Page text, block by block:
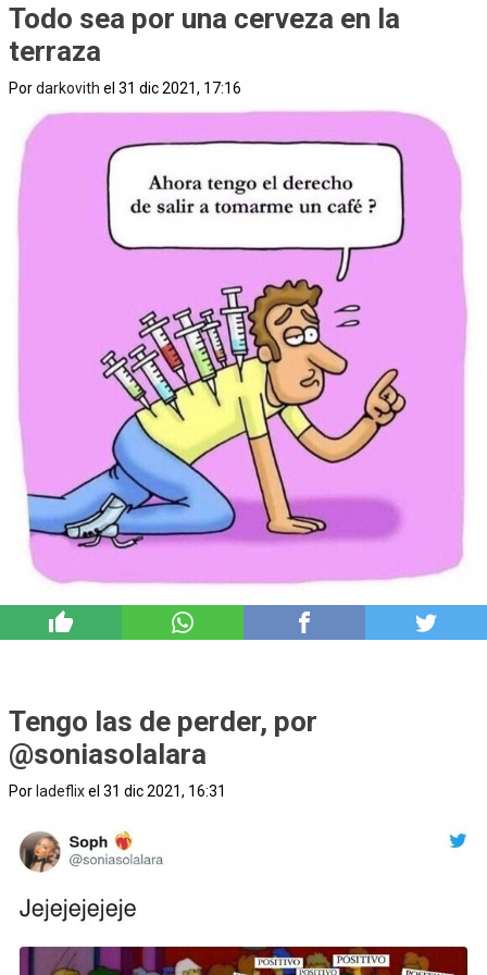
Todo sea por una cerveza en la
terraza
Pordarkovith el 31 dic 2021, 17:16
Tengo las de perder, por
@soniasolalara
Por ladeflixel 31 dic 2021, 16:31